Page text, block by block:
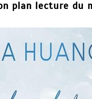
plan lecture du